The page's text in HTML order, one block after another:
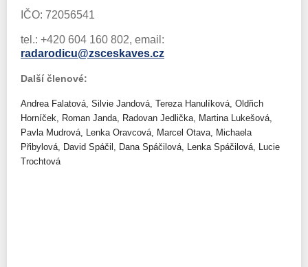
IČO: 72056541
tel.: +420 604 160 802, email:
radarodicu@zsceskaves.cz
Další členové:
Andrea Falatová, Silvie Jandová, Tereza Hanulíková, Oldřich
Horníček, Roman Janda, Radovan Jedlička, Martina Lukešová,
Pavla Mudrová, Lenka Oravcová, Marcel Otava, Michaela
Přibylová, David Spáčil, Dana Spáčilová, Lenka Spáčilová, Lucie
Trochtová